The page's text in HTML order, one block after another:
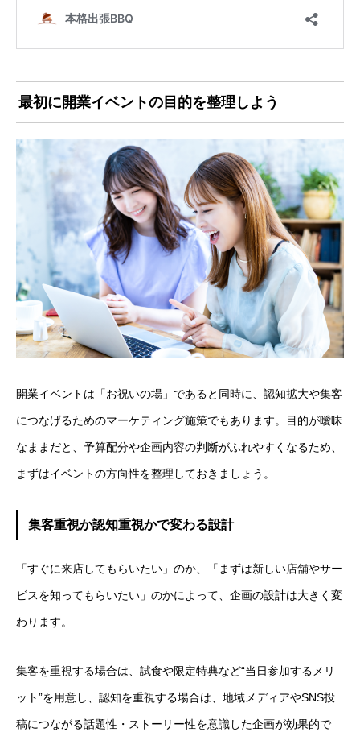
最初に開業イベントの目的を整理しよう
開業イベントは「お祝いの場」であると同時に、認知拡大や集客
につなげるためのマーケティング施策でもあります。目的が曖昧
なままだと、予算配分や企画内容の判断がふれやすくなるため、
まずはイベントの方向性を整理しておきましょう。
集客重視か認知重視かで変わる設計
「すぐに来店してもらいたい」のか、「まずは新しい店舗やサー
ビスを知ってもらいたい」のかによって、企画の設計は大きく変
わります。
集客を重視する場合は、試食や限定特典など“当日参加するメリ
ット”を用意し、認知を重視する場合は、地域メディアやSNS投
稿につながる話題性・ストーリー性を意識した企画が効果的で